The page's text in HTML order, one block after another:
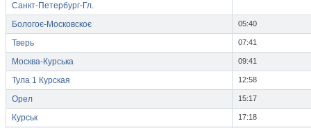
Санкт-Петербург-Гл.
Бологоє-Московскоє
05:40
Тверь 07:41
Москва-Курська 09:41
Тула 1 Курская 12:58
Орел 15:17
Курськ 17:18